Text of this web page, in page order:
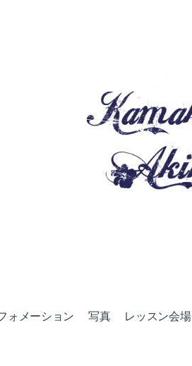
ォメーション 写真 レッスン会場